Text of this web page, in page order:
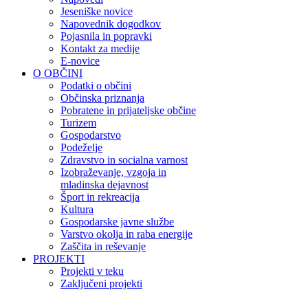
Jeseniške novice
Napovednik dogodkov
Pojasnila in popravki
Kontakt za medije
E-novice
O OBČINI
Podatki o občini
Občinska priznanja
Pobratene in prijateljske občine
Turizem
Gospodarstvo
Podeželje
Zdravstvo in socialna varnost
Izobraževanje, vzgoja in
mladinska dejavnost
Šport in rekreacija
Kultura
Gospodarske javne službe
Varstvo okolja in raba energije
Zaščita in reševanje
PROJEKTI
Projekti v teku
Zaključeni projekti